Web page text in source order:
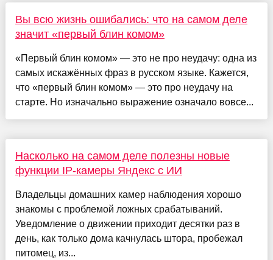
Вы всю жизнь ошибались: что на самом деле
значит «первый блин комом»
«Первый блин комом» — это не про неудачу: одна из
самых искажённых фраз в русском языке. Кажется,
что «первый блин комом» — это про неудачу на
старте. Но изначально выражение означало вовсе...
Насколько на самом деле полезны новые
функции IP-камеры Яндекс с ИИ
Владельцы домашних камер наблюдения хорошо
знакомы с проблемой ложных срабатываний.
Уведомление о движении приходит десятки раз в
день, как только дома качнулась штора, пробежал
питомец, из...